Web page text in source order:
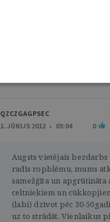
QZCZGAGPSEC
1. JŪNIJS 2012 • 03:04
0
Augsts vietējais
radīs ropblēmu, mums
samežģīta un
celtniekiem un
(labi) dzīvot pēc 30-
uz to strādāt. Vienlaikus